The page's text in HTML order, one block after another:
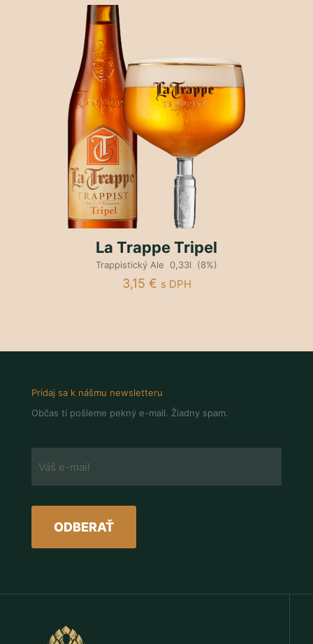
La Trappe Tripel
Trappistický Ale 0,33l (8%)
3,15 € s DPH
Pridaj sa k nášmu newsletteru
Občas ti pošleme pekný e-mail. Žiadny spam.